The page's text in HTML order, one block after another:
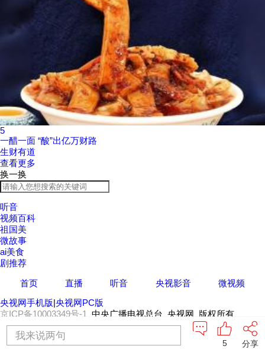
5
一醋一面 “酸”出亿万财路
生财有道
查看更多
换一换
听音
视频百科
祖国美
微故事
ai美食
剧推荐
首页
直播 听音 央视影音
微视频
央视网手机版|央视网PC版
京ICP备10003349号-1
中央广播电视总台 央视网 版权所有
我来说两句
分享
5